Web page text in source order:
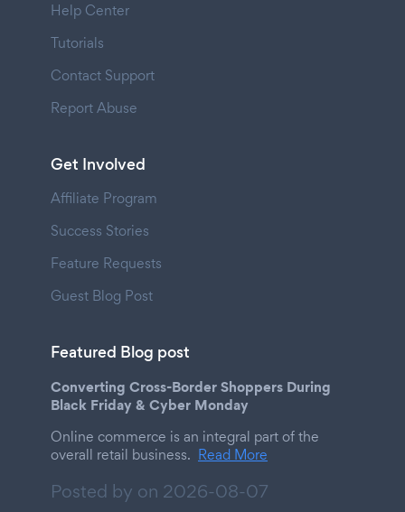
Help Center
Tutorials
Contact Support
Report Abuse
Get Involved
Affiliate Program
Success Stories
Feature Requests
Guest Blog Post
Featured Blog post
Converting Cross-Border Shoppers During
Black Friday & Cyber Monday
Online commerce is an integral part of the
overall retail business. Read More
Posted by on 2026-08-07